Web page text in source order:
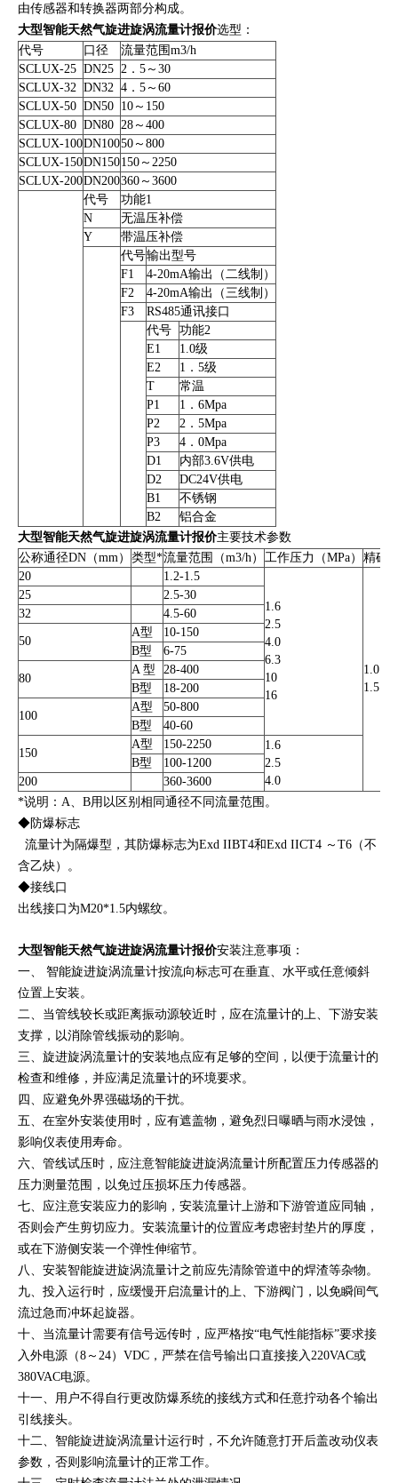
由传感器和转换器两部分构成。
大型智能天然气旋进旋涡流量计报价选型：
代号
口径
流量范围m3/h
SCLUX-25 DN25 2．5～30
SCLUX-32 DN32 4．5～60
SCLUX-50 DN50 10～150
SCLUX-80 DN80 28～400
SCLUX-100DN10050～800
SCLUX-150DN150150～2250
SCLUX-200DN200360～3600
代号
功能1
N
无温压补偿
Y
带温压补偿
代号输出型号
F1
4-20mA输出（二线制）
F2
4-20mA输出（三线制）
F3
RS485通讯接口
代号 功能2
E1
1.0级
E2
1．5级
T
常温
P1
1．6Mpa
P2
2．5Mpa
P3
4．0Mpa
D1
内部3.6V供电
D2
DC24V供电
B1
不锈钢
B2
铝合金
大型智能天然气旋进旋涡流量计报价主要技术参数
公称通径DN（mm） 类型*流量范围（m3/h） 工作压力（MPa） 精确
20
1.2-1.5
1.6
2.5
4.0
6.3
10
16
1.0
1.5
25
2.5-30
32
4.5-60
50
A型
10-150
B型
6-75
80
A 型
28-400
B型
18-200
100
A型
50-800
B型
40-60
150
A型 150-2250
1.6
2.5
4.0
B型
100-1200
200
360-3600
*说明：A、B用以区别相同通径不同流量范围。
◆防爆标志
流量计为隔爆型，其防爆标志为Exd IIBT4和Exd IICT4 ～T6（不
含乙炔）。
◆接线口
出线接口为M20*1.5内螺纹。
大型智能天然气旋进旋涡流量计报价安装注意事项：
一、 智能旋进旋涡流量计按流向标志可在垂直、水平或任意倾斜
位置上安装。
二、当管线较长或距离振动源较近时，应在流量计的上、下游安装
支撑，以消除管线振动的影响。
三、旋进旋涡流量计的安装地点应有足够的空间，以便于流量计的
检查和维修，并应满足流量计的环境要求。
四、应避免外界强磁场的干扰。
五、在室外安装使用时，应有遮盖物，避免烈日曝晒与雨水浸蚀，
影响仪表使用寿命。
六、管线试压时，应注意智能旋进旋涡流量计所配置压力传感器的
压力测量范围，以免过压损坏压力传感器。
七、应注意安装应力的影响，安装流量计上游和下游管道应同轴，
否则会产生剪切应力。安装流量计的位置应考虑密封垫片的厚度，
或在下游侧安装一个弹性伸缩节。
八、安装智能旋进旋涡流量计之前应先清除管道中的焊渣等杂物。
九、投入运行时，应缓慢开启流量计的上、下游阀门，以免瞬间气
流过急而冲坏起旋器。
十、当流量计需要有信号远传时，应严格按“电气性能指标”要求接
入外电源（8～24）VDC，严禁在信号输出口直接接入220VAC或
380VAC电源。
十一、用户不得自行更改防爆系统的接线方式和任意拧动各个输出
引线接头。
十二、智能旋进旋涡流量计运行时，不允许随意打开后盖改动仪表
参数，否则影响流量计的正常工作。